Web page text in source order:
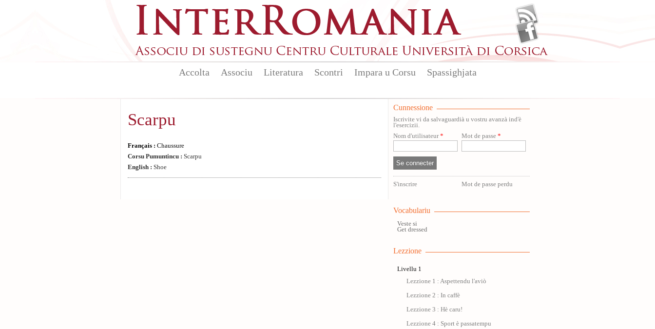
Accolta Associu Literatura Scontri Impara u Corsu Spassighjata
Scarpu
Français : Chaussure
Corsu Pumuntincu : Scarpu
English : Shoe
Cunnessione
Iscrivite vi da salvaguardià u vostru avanzà ind'è
l'esercizii.
Nom d'utilisateur* Mot de passe *
S'inscrire Mot de passe perdu
Vocabulariu
Veste si
Get dressed
Lezzione
Livellu 1
Lezzione 1 : Aspettendu l'aviò
Lezzione 2 : In caffè
Lezzione 3 : Hè caru!
Lezzione 4 : Sport è passatempu